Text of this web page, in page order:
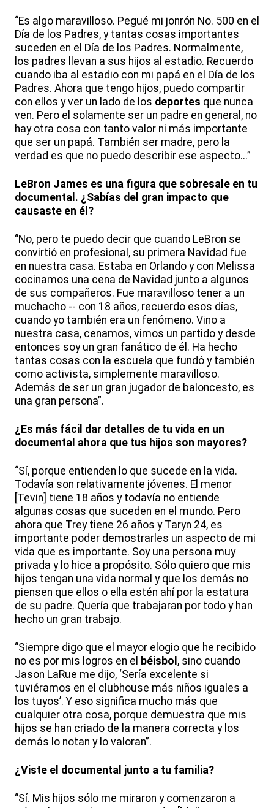
“Es algo maravilloso. Pegué mi jonrón No. 500 en el
Día de los Padres, y tantas cosas importantes
suceden en el Día de los Padres. Normalmente,
los padres llevan a sus hijos al estadio. Recuerdo
cuando iba al estadio con mi papá en el Día de los
Padres. Ahora que tengo hijos, puedo compartir
con ellos y ver un lado de los deportes que nunca
ven. Pero el solamente ser un padre en general, no
hay otra cosa con tanto valor ni más importante
que ser un papá. También ser madre, pero la
verdad es que no puedo describir ese aspecto...”
LeBron James es una figura que sobresale en tu
documental. ¿Sabías del gran impacto que
causaste en él?
“No, pero te puedo decir que cuando LeBron se
convirtió en profesional, su primera Navidad fue
en nuestra casa. Estaba en Orlando y con Melissa
cocinamos una cena de Navidad junto a algunos
de sus compañeros. Fue maravilloso tener a un
muchacho -- con 18 años, recuerdo esos días,
cuando yo también era un fenómeno. Vino a
nuestra casa, cenamos, vimos un partido y desde
entonces soy un gran fanático de él. Ha hecho
tantas cosas con la escuela que fundó y también
como activista, simplemente maravilloso.
Además de ser un gran jugador de baloncesto, es
una gran persona”.
¿Es más fácil dar detalles de tu vida en un
documental ahora que tus hijos son mayores?
“Sí, porque entienden lo que sucede en la vida.
Todavía son relativamente jóvenes. El menor
[Tevin] tiene 18 años y todavía no entiende
algunas cosas que suceden en el mundo. Pero
ahora que Trey tiene 26 años y Taryn 24, es
importante poder demostrarles un aspecto de mi
vida que es importante. Soy una persona muy
privada y lo hice a propósito. Sólo quiero que mis
hijos tengan una vida normal y que los demás no
piensen que ellos o ella estén ahí por la estatura
de su padre. Quería que trabajaran por todo y han
hecho un gran trabajo.
“Siempre digo que el mayor elogio que he recibido
no es por mis logros en el béisbol , sino cuando
Jason LaRue me dijo, ‘Sería excelente si
tuviéramos en el clubhouse más niños iguales a
los tuyos’. Y eso significa mucho más que
cualquier otra cosa, porque demuestra que mis
hijos se han criado de la manera correcta y los
demás lo notan y lo valoran”.
¿Viste el documental junto a tu familia?
“Sí. Mis hijos sólo me miraron y comenzaron a